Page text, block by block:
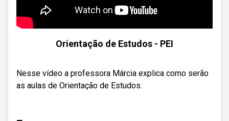
Orientação de Estudos - PEI
Nesse vídeo a professora Márcia explica como serão
as aulas de Orientação de Estudos.